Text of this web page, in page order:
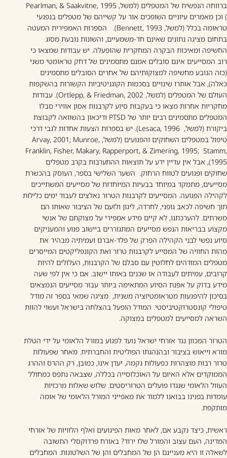
ברווחה הנפשית של המטפלים (למשל, Pearlman, & Saakvitne, 1995
) וכן מאמרים עיוניים השופכים אור על קשייהם של מטפלים בנפגעי
טראומה בכלל (למשל, Bennett, 1993). הספרות האמפירית המעטה
בתחום מציגה נתונים שאינם חד-משמעיים, והשונות נובעת מסוג
החשיפה ומאיכות הבקרה המחקרית שהופעלה. יש עבודות שמצאו כי
רוב המסייעים אינם סובלים אמנם מתסמינים של דחק טראומטי משני
(כזה הנובע מחשיפה למצוקותיהם של אחרים הסובלים מתסמינים
כאלה), אבל אותרו שינויים בסכמות הקוגניטיביות הקשורות בהשקפות
העולם של המטפלים (למשל, Ortlepp, & Friedman, 2002). עבודות
מחקריות אחרות מצאו כי בעקבות סיוע לקרבנות אסון אווירי סבלו
המטפלים מתסמינים רבים יותר של PTSD ודיכאון בהשוואה לקבוצת
ביקורת (למשל, Lesaca, 1996). יש בספרות הצעות אחדות לגבי דרכי
טיפול במטפלים השחוקים והפגועים (למשל, Arvay, 2001; Munroe,
Franklin, Fisher, Makary, Rapperport, & Zimering, 1995; Stamm,
1995), אבל אין עדיין ידע על תוצאות ההתערבות בקרב מטפלים
שחוקים ופגועים לטווח הרחוק. השער השלישי בספר, העוסק בהכשרת
מסייעים, מתמקד במיוחד בבעיות המיוחדות של מסייעים המשתייכים
לקהילה הפגועה. המסייעים לקרבנות הטרור נאלצים לעבוד ימים כלילות
תוך חשיפה לכאב גופני, לחרדה, ליגון ולזעם של הציבור שאותו הם
משרתים. להערכתנו, לא קיים מידע אמפירי על מצוקתם של אנשי
מקצוע בבריאות הנפש מסייעים המתגוררים ביישוב פגוע והמעניקים
סיוע נפשי לבני הקהילה הפרק של פלד-אברם ועמיתיה מבהיר את
מהות החוויה של המסייע לקרבנות טרור ואת הקונפליקטים המייסרים
מטפלים המזדהים לחלוטין עם סבלם של הקרבנות, העלולים להיות
קרובים, עמיתים לעבודה או שכנים באותו יישוב. אם כי אין לפי שעה
מידע בדוק על אפנת הסיוע המתאימה ביותר עבור מסייעים הנמצאים
בסיכון להיפגעות מטראומטיזציה משנית, מציגה שמאי בספר זה מודל
טיפולי קונסטרוקטיביסטי. המודל הופעל בהצלחה בישראל ועשוי להוות
השראה למסייעים למטפלים במצוקה.
הטרור המכוון נגד אזרחי ישראל נועד לפגוע במורל הלאומי על ידי הטלת
מורא וייאוש בציבור ובהנהגתו הפוליטית והחברתית. מאחר שפעולות
טרור רבות מוצהרות כפעולות נקמה, יעדן אינו, כמובן, רק ההרס וההרג
הממוקדים אלא האיום על האוכלוסייה בכללה, שצבאה נתפס כמחולל
העוול הלאומי שנגדו פועלים הטרוריסטים. שלוש שאלות מרכזיות
עומדות בפנינו בבואנו ללמוד את מאפייני המורל הלאומי של אומה
מותקפת.
ראשית, כיצד נקבע אם, לאחר מאות הפיגועים ואלף הלוויות של אזרחי
המדינה, העם עצוב והמורל שלו ירוד? באורח פרדוקסלי התשובה
לשאלה זו היא מעניינם הן של המחבלים והן של השלטונות. המחבלים